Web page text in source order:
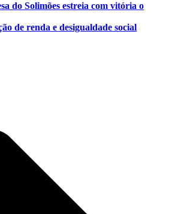
do Solimões estreia com vitória o
de renda e desigualdade social